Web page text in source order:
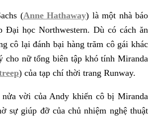
(Anne Hathaway) là một nhà báo
Đại học Northwestern. Dù có cách ăn
cô lại đánh bại hàng trăm cô gái khác
cho nữ tổng biên tập khó tính Miranda
) của tạp chí thời trang Runway.
vời của Andy khiến cô bị Miranda
sự giúp đỡ của chủ nhiệm nghệ thuật